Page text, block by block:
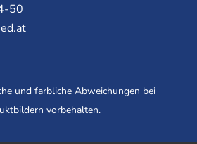
50
und farbliche Abweichungen bei
vorbehalten.